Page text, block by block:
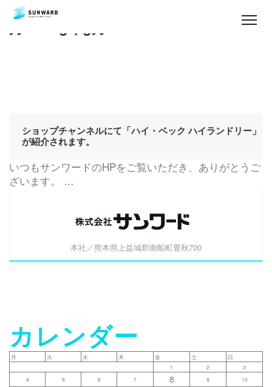
沿
ショップチャンネルにて「ハイ・ベック ハイランドリー」
が紹介されます。
いつもサンワードのHPをご覧いただき、ありがとうご
ざいます。 …
本社／熊本県上益城郡御船町豊秋700
カレンダー
月 火 水 木 金 土
日
1
2
3
4
5 6 7 8 9
10